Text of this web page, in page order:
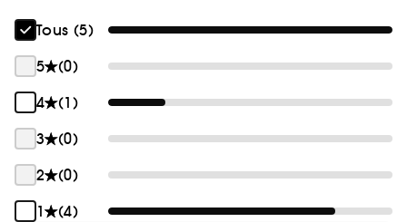
Tous (5)
5
(0)
4
(1)
3
(0)
2
(0)
1
(4)